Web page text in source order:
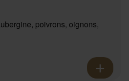
poivrons, oignons,